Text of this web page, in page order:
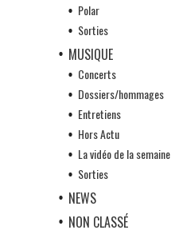
Polar
Sorties
MUSIQUE
Concerts
Dossiers/hommages
Entretiens
Hors Actu
La vidéo de la semaine
Sorties
NEWS
NON CLASSÉ